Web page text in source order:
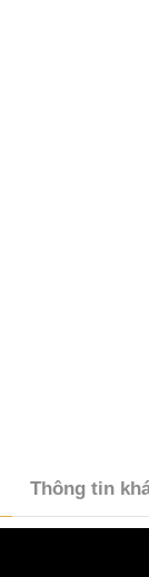
Thông tin